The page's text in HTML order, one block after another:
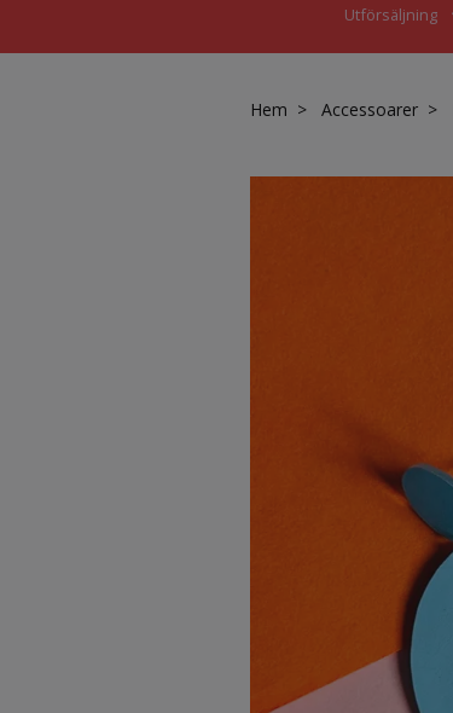
Utförsäljning
Hem Accessoarer